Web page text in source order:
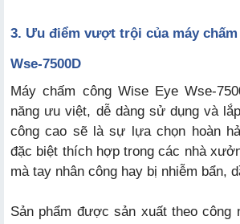
3. Ưu điểm vượt trội của máy
Wse-7500D
Máy chấm công Wise Eye Wse-
năng ưu việt, dễ dàng sử dụng và
công cao sẽ là sự lựa chọn hoàn
đặc biệt thích hợp trong các nhà
mà tay nhân công hay bị nhiễm bẩn,
Sản phẩm được sản xuất theo công